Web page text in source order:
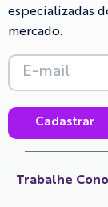
especializadas
mercado.
Cadastrar
Trabalhe